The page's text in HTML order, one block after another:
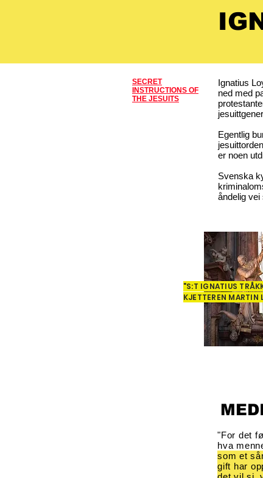
SECRET
INSTRUCTIONS OF
THE JESUITS
Ignatius
ned med
Egentlig
er noen
Svenska
åndelig
"S:T IGNATIUS
KJETTEREN MARTIN
"For det
hva
som et
gift har